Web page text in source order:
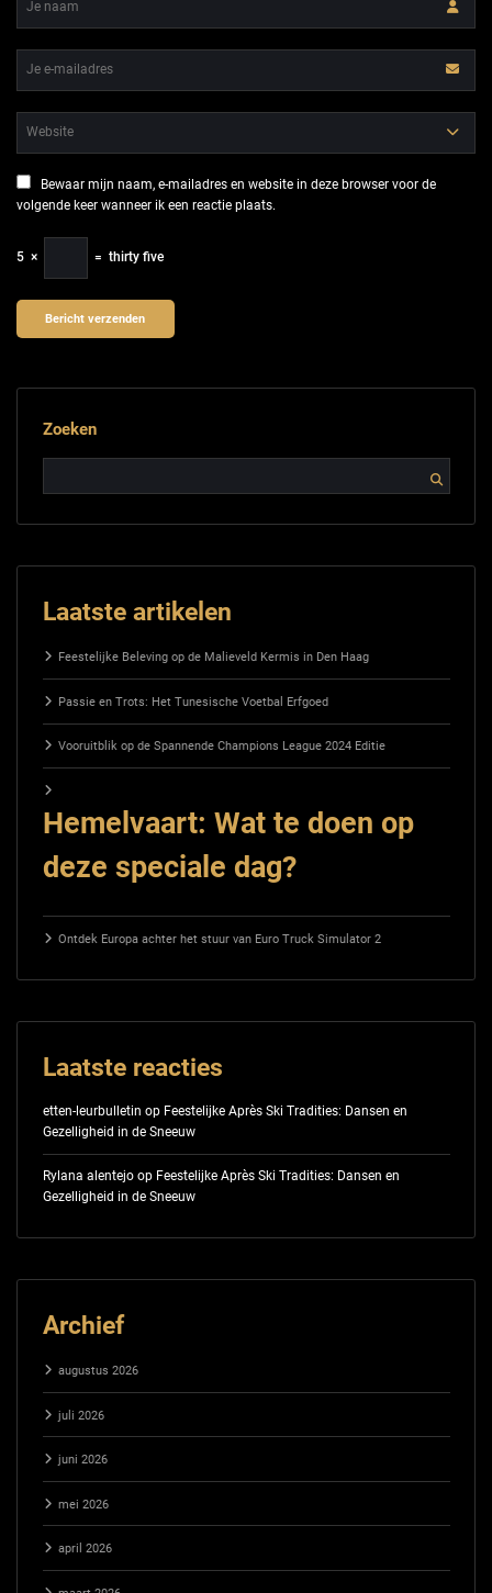
Bewaar mijn naam, e-mailadres en website in deze browser voor de
volgende keer wanneer ik een reactie plaats.
5 × = thirty five
Zoeken
Laatste artikelen
Feestelijke Beleving op de Malieveld Kermis in Den Haag
Passie en Trots: Het Tunesische Voetbal Erfgoed
Vooruitblik op de Spannende Champions League 2024 Editie
Hemelvaart: Wat te doen op
deze speciale dag?
Ontdek Europa achter het stuur van Euro Truck Simulator 2
Laatste reacties
etten-leurbulletin op Feestelijke Après Ski Tradities: Dansen en
Gezelligheid in de Sneeuw
Rylana alentejoop Feestelijke Après Ski Tradities: Dansen en
Gezelligheid in de Sneeuw
Archief
augustus 2026
juli 2026
juni 2026
mei 2026
april 2026